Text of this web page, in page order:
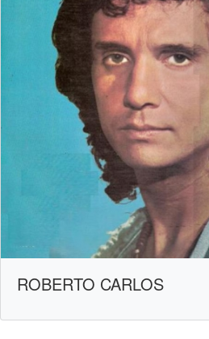
ROBERTO CARLOS